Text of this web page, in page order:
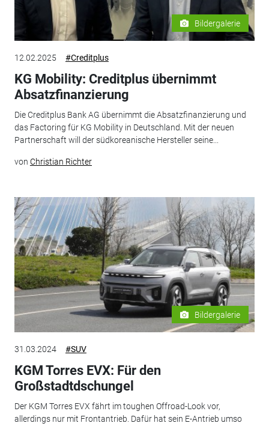
Bildergalerie
12.02.2025 #Creditplus
KG Mobility: Creditplus übernimmt
Absatzfinanzierung
Die Creditplus Bank AG übernimmt die Absatzfinanzierung und
das Factoring für KG Mobility in Deutschland. Mit der neuen
Partnerschaft will der südkoreanische Hersteller seine...
von Christian Richter
Bildergalerie
31.03.2024 #SUV
KGM Torres EVX: Für den
Großstadtdschungel
Der KGM Torres EVX fährt im toughen Offroad-Look vor,
allerdings nur mit Frontantrieb. Dafür hat sein E-Antrieb umso